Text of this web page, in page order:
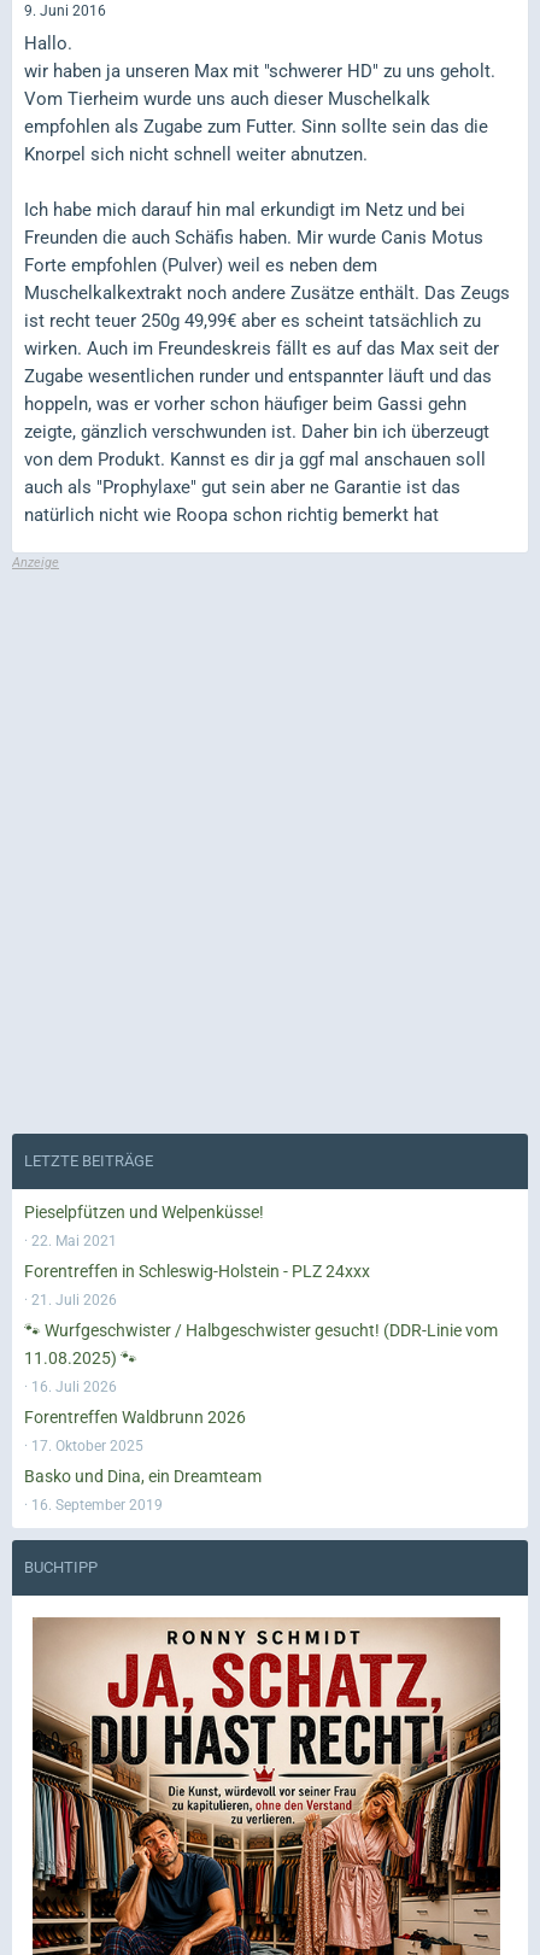
9. Juni 2016
Hallo.
wir haben ja unseren Max mit "schwerer HD" zu uns geholt.
Vom Tierheim wurde uns auch dieser Muschelkalk
empfohlen als Zugabe zum Futter. Sinn sollte sein das die
Knorpel sich nicht schnell weiter abnutzen.
Ich habe mich darauf hin mal erkundigt im Netz und bei
Freunden die auch Schäfis haben. Mir wurde Canis Motus
Forte empfohlen (Pulver) weil es neben dem
Muschelkalkextrakt noch andere Zusätze enthält. Das Zeugs
ist recht teuer 250g 49,99€ aber es scheint tatsächlich zu
wirken. Auch im Freundeskreis fällt es auf das Max seit der
Zugabe wesentlichen runder und entspannter läuft und das
hoppeln, was er vorher schon häufiger beim Gassi gehn
zeigte, gänzlich verschwunden ist. Daher bin ich überzeugt
von dem Produkt. Kannst es dir ja ggf mal anschauen soll
auch als "Prophylaxe" gut sein aber ne Garantie ist das
natürlich nicht wie Roopa schon richtig bemerkt hat
LETZTE BEITRÄGE
Pieselpfützen und Welpenküsse!
22. Mai 2021
Forentreffen in Schleswig-Holstein - PLZ 24xxx
21. Juli 2026
🐾 Wurfgeschwister / Halbgeschwister gesucht! (DDR-Linie vom
11.08.2025) 🐾
16. Juli 2026
Forentreffen Waldbrunn 2026
17. Oktober 2025
Basko und Dina, ein Dreamteam
16. September 2019
BUCHTIPP